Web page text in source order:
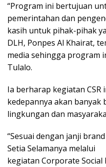
“Program ini bertujuan
pemerintahan dan
kasih untuk pihak-pihak
DLH, Ponpes Al Khairat,
media sehingga program
Tulalo.
Ia berharap kegiatan
kedepannya akan
lingkungan dan
“Sesuai dengan janji
Setia Selamanya melalui
kegiatan Corporate Social